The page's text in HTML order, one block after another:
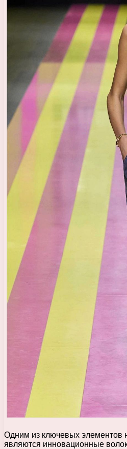
Одним из ключевых элементов
являются инновационные